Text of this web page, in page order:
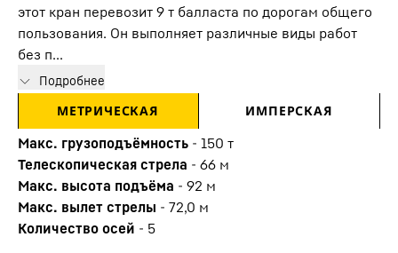
этот кран перевозит 9 т балласта по дорогам общего
пользования. Он выполняет различные виды работ
без п...
Подробнее
МЕТРИЧЕСКАЯ ИМПЕРСКАЯ
Макс. грузоподъёмность - 150 т
Телескопическая стрела - 66 м
Макс. высота подъёма - 92 м
Макс. вылет стрелы - 72,0 м
Количество осей - 5